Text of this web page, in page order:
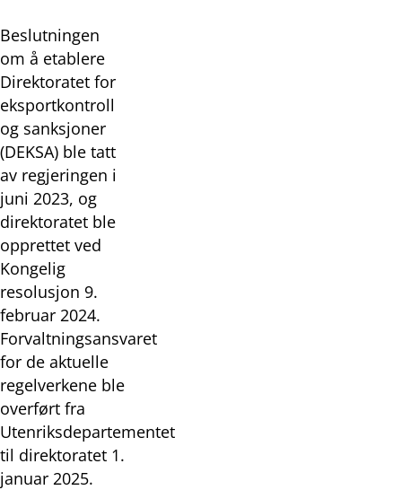
Beslutningen
om å etablere
Direktoratet for
eksportkontroll
og sanksjoner
(DEKSA) ble tatt
av regjeringen i
juni 2023, og
direktoratet ble
opprettet ved
Kongelig
resolusjon 9.
februar 2024.
Forvaltningsansvaret
for de aktuelle
regelverkene ble
overført fra
Utenriksdepartementet
til direktoratet 1.
januar 2025.